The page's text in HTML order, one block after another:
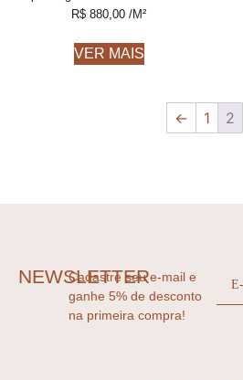
R$ 880,00 /M²
VER MAIS
← 1 2
NEWSLETTER
Cadastre seu e-mail e
ganhe 5% de desconto
na primeira compra!